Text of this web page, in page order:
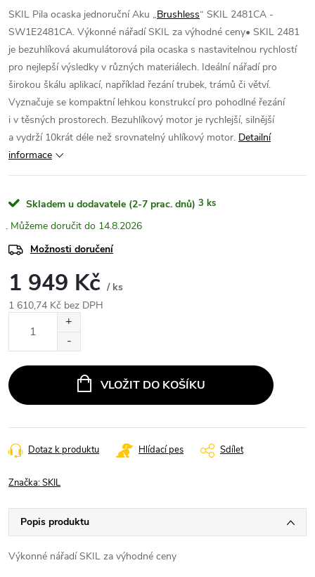
SKIL Pila ocaska jednoruční Aku „Brushless“ SKIL 2481CA -
SW1E2481CA. Výkonné nářadí SKIL za výhodné ceny• SKIL 2481
je bezuhlíková akumulátorová pila ocaska s nastavitelnou rychlostí
pro nejlepší výsledky v různých materiálech. Ideální nářadí pro
širokou škálu aplikací, například řezání trubek, trámů či větví.
Vyznačuje se kompaktní lehkou konstrukcí pro pohodlné řezání
i v těsných prostorech. Bezuhlíkový motor je rychlejší, silnější
a vydrží 10krát déle než srovnatelný uhlíkový motor. Detailní
informace
Skladem u dodavatele (2-7 prac. dnů) 3 ks
14.8.2026
Možnosti doručení
1 949 Kč / ks
1 610,74 Kč bez DPH
VLOŽIT DO KOŠÍKU
Dotaz k produktu Hlídací pes Sdílet
Značka:SKIL
Popis produktu
Výkonné nářadí SKIL za výhodné ceny